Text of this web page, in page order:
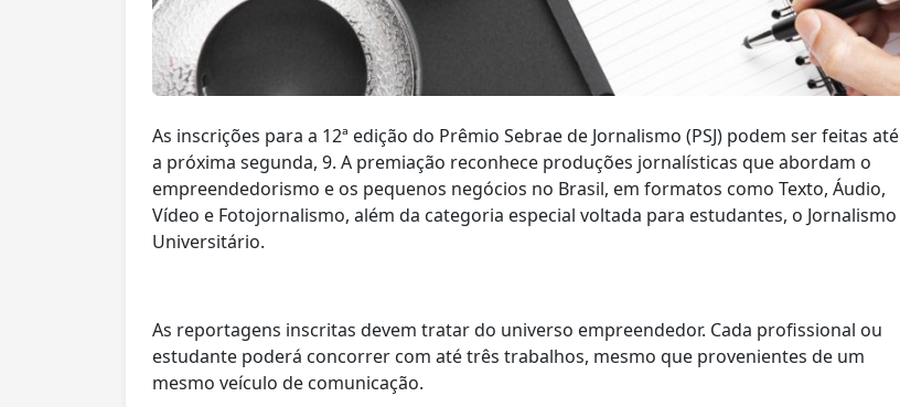
As inscrições para a 12ª edição do Prêmio Sebrae de Jornalismo (PSJ) podem ser feitas até
a próxima segunda, 9. A premiação reconhece produções jornalísticas que abordam o
empreendedorismo e os pequenos negócios no Brasil, em formatos como Texto, Áudio,
Vídeo e Fotojornalismo, além da categoria especial voltada para estudantes, o Jornalismo
Universitário.
As reportagens inscritas devem tratar do universo empreendedor. Cada profissional ou
estudante poderá concorrer com até três trabalhos, mesmo que provenientes de um
mesmo veículo de comunicação.